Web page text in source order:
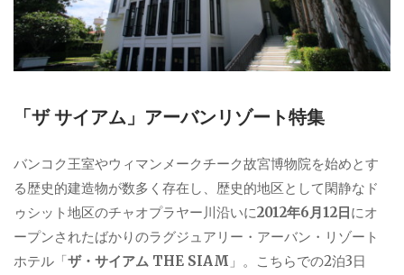
「ザ サイアム」アーバンリゾート特集
バンコク王室やウィマンメークチーク故宮博物院を始めとす
る歴史的建造物が数多く存在し、歴史的地区として閑静なド
ゥシット地区のチャオプラヤー川沿いに2012年6月12日にオ
ープンされたばかりのラグジュアリー・アーバン・リゾート
ホテル「ザ・サイアム THE SIAM 」。こちらでの2泊3日